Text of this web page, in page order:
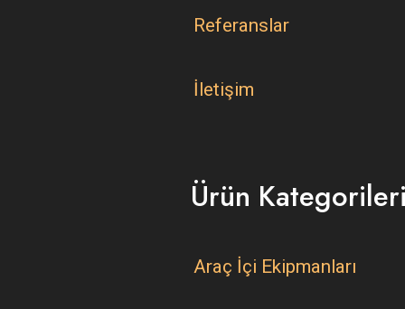
Referanslar
İletişim
Ürün
Araç İçi Ekipmanları